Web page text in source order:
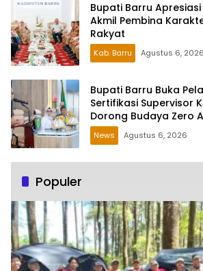
Bupati Barru
Akmil Pembina
Rakyat
Kab. Barru Agustus 6, 2026
Bupati Barru Buka
Sertifikasi Supervisor
Dorong Budaya Zero
News Agustus 6, 2026
Populer